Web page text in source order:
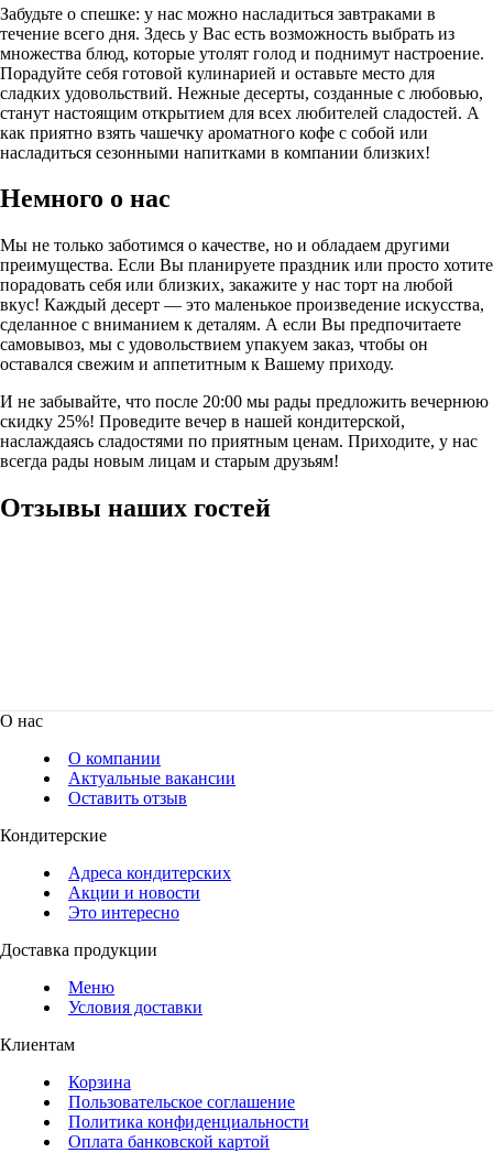
Забудьте о спешке: у нас можно насладиться завтраками в
течение всего дня. Здесь у Вас есть возможность выбрать из
множества блюд, которые утолят голод и поднимут настроение.
Порадуйте себя готовой кулинарией и оставьте место для
сладких удовольствий. Нежные десерты, созданные с любовью,
станут настоящим открытием для всех любителей сладостей. А
как приятно взять чашечку ароматного кофе с собой или
насладиться сезонными напитками в компании близких!
Немного о нас
Мы не только заботимся о качестве, но и обладаем другими
преимущества. Если Вы планируете праздник или просто хотите
порадовать себя или близких, закажите у нас торт на любой
вкус! Каждый десерт — это маленькое произведение искусства,
сделанное с вниманием к деталям. А если Вы предпочитаете
самовывоз, мы с удовольствием упакуем заказ, чтобы он
оставался свежим и аппетитным к Вашему приходу.
И не забывайте, что после 20:00 мы рады предложить вечернюю
скидку 25%! Проведите вечер в нашей кондитерской,
наслаждаясь сладостями по приятным ценам. Приходите, у нас
всегда рады новым лицам и старым друзьям!
Отзывы наших гостей
О нас
О компании
Актуальные вакансии
Оставить отзыв
Кондитерские
Адреса кондитерских
Акции и новости
Это интересно
Доставка продукции
Меню
Условия доставки
Клиентам
Корзина
Пользовательское соглашение
Политика конфиденциальности
Оплата банковской картой